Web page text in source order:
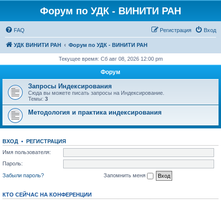
Форум по УДК - ВИНИТИ РАН
FAQ Вход
Регистрация
УДК ВИНИТИ РАН Форум по УДК - ВИНИТИ РАН
Текущее время: Сб авг 08, 2026 12:00 pm
Форум
Запросы Индексирования
Сюда вы можете писать запросы на Индексирование.
Темы: 3
Методология и практика индексирования
ВХОД • РЕГИСТРАЦИЯ
Имя пользователя:
Пароль:
Забыли пароль?
Запомнить меня
КТО СЕЙЧАС НА КОНФЕРЕНЦИИ